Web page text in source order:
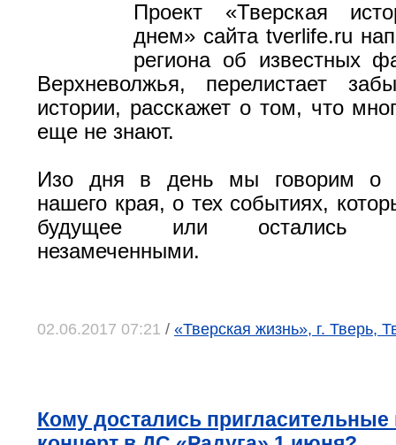
Проект «Тверская
днем» сайта tverlife.ru
региона об известных
Верхневолжья, перелистает
истории, расскажет о том, что
еще не знают.
Изо дня в день мы говорим о
нашего края, о тех событиях,
будущее или остались
незамеченными.
02.06.2017 07:21 / «Тверская жизнь», г. Тверь,
Кому достались